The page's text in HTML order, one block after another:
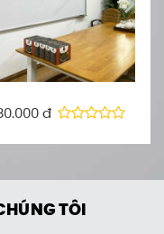
đ
TÔI